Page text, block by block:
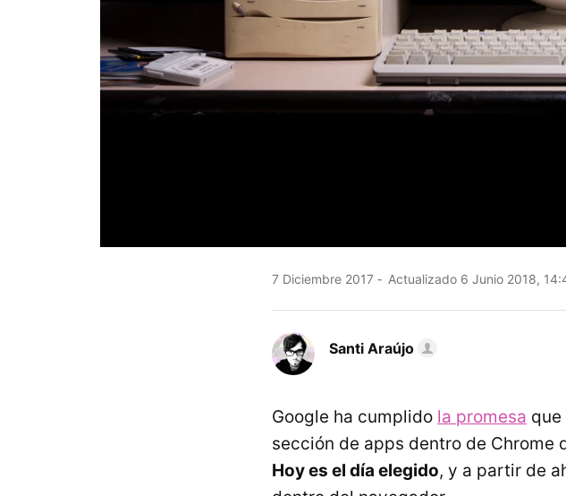
7 Diciembre 2017 Actualizado 6 Junio 2018,
Santi Araújo
Google ha cumplido la promesa que
sección de apps dentro de Chrome
Hoy es el día elegido, y a partir de